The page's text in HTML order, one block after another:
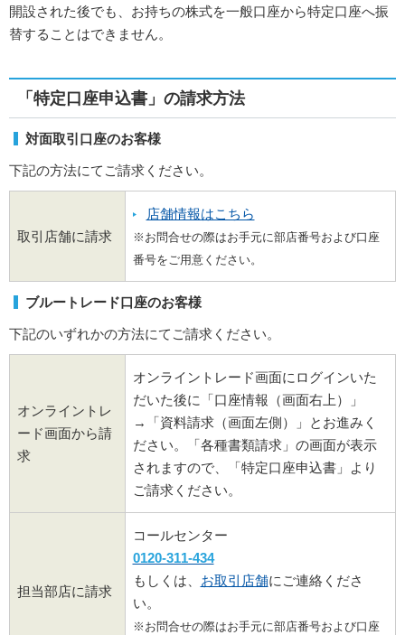
開設された後でも、お持ちの株式を一般口座から特定口座へ振
替することはできません。
「特定口座申込書」の請求方法
対面取引口座のお客様
下記の方法にてご請求ください。
取引店舗に請求
店舗情報はこちら
※お問合せの際はお手元に部店番号および口座
番号をご用意ください。
ブルートレード口座のお客様
下記のいずれかの方法にてご請求ください。
オンライントレ
ード画面から請
求
オンライントレード画面にログインいた
だいた後に「口座情報（画面右上）」
→「資料請求（画面左側）」とお進みく
ださい。「各種書類請求」の画面が表示
されますので、「特定口座申込書」より
ご請求ください。
担当部店に請求
コールセンター
0120-311-434
もしくは、 お取引店舗にご連絡くださ
い。
※お問合せの際はお手元に部店番号および口座